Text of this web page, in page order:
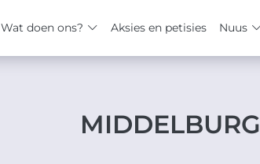
Wat doen ons? Aksies en petisies Nuus
MIDDELBURG